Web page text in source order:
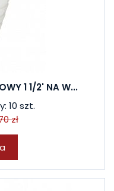
1 1/2' NA W...
10 szt.
zł